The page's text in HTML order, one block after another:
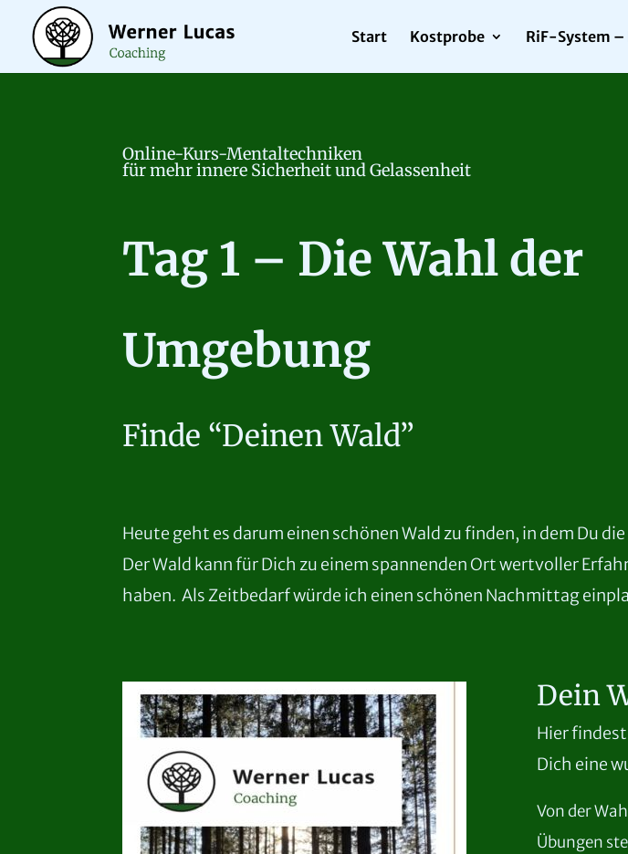
Start Kostprobe RiF-System –
Online-Kurs-Mentaltechniken
für mehr innere Sicherheit und Gelassenheit
Tag 1 – Die Wahl der
Umgebung
Finde “Deinen Wald”
Heute geht es darum einen schönen Wald zu finden, in dem Du
Der Wald kann für Dich zu einem spannenden Ort wertvoller
haben. Als Zeitbedarf würde ich einen schönen Nachmittag
Dein
Hier
Dich eine
Von der
Übungen